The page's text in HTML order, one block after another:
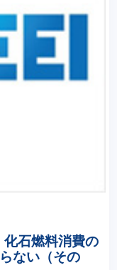
石燃料消費の
ない（その